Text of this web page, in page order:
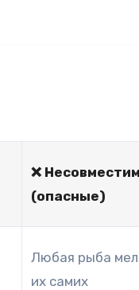
❌
(опасные)
Любая рыба
их самих